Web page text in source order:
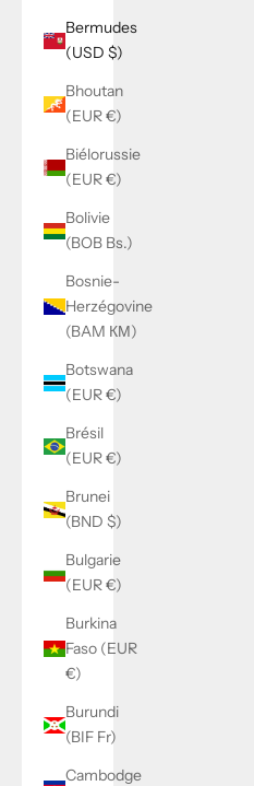
Bermudes
(USD $)
Bhoutan
(EUR €)
Biélorussie
(EUR €)
Bolivie
(BOB Bs.)
Bosnie-
Herzégovine
(BAM КМ)
Botswana
(EUR €)
Brésil
(EUR €)
Brunei
(BND $)
Bulgarie
(EUR €)
Burkina
Faso (EUR
€)
Burundi
(BIF Fr)
Cambodge